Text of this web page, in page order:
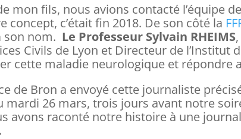
mon fils, nous avions contacté l’équipe
c’était fin 2018. De son côté la
son nom. Le Professeur Sylvain RHEIMS
Civils de Lyon et Directeur de l’Institut
cette maladie neurologique et répondre
de Bron a envoyé cette journaliste
26 mars, trois jours avant notre
avons raconté notre histoire à une